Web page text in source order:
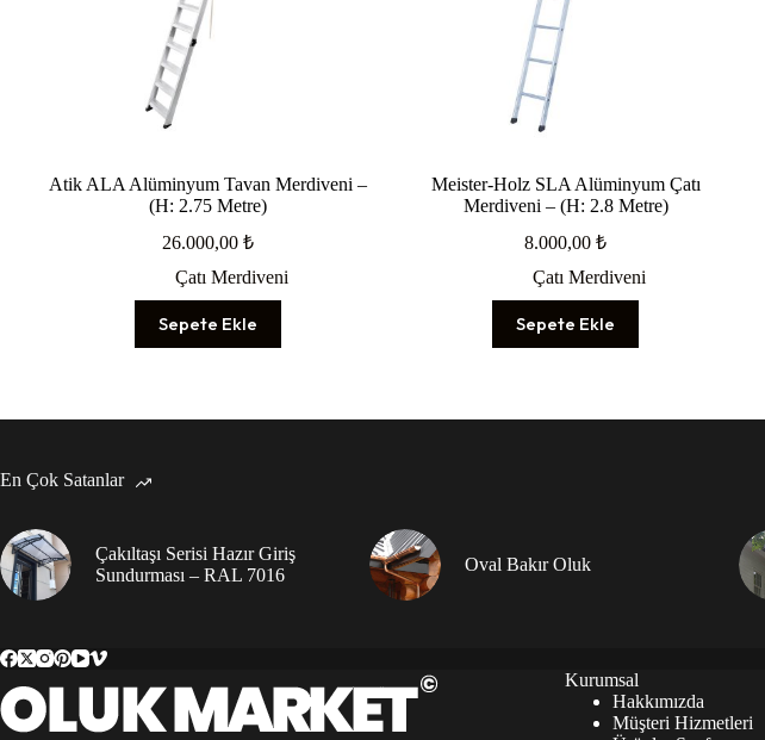
Atik ALA Alüminyum Tavan Merdiveni –
(H: 2.75 Metre)
26.000,00₺
Çatı Merdiveni
Sepete Ekle
Meister-Holz SLA Alüminyum Çatı
Merdiveni – (H: 2.8 Metre)
8.000,00₺
Çatı Merdiveni
Sepete Ekle
En Çok Satanlar
Çakıltaşı Serisi Hazır Giriş
Sundurması – RAL 7016
Oval Bakır Oluk
Kurumsal
Hakkımızda
Müşteri Hizmetleri